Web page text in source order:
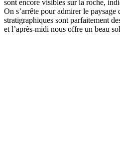
sont encore visibles sur la roche,
On s’arrête pour admirer le
stratigraphiques sont parfaitement
et l’après-midi nous offre un beau